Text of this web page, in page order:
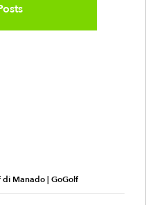
di Manado | GoGolf